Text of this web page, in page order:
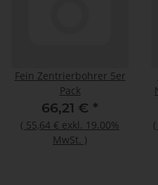
Fein Zentrierbohrer 5er
Pack
66,21 € *
( 55,64 € exkl. 19.00%
MwSt. )
(